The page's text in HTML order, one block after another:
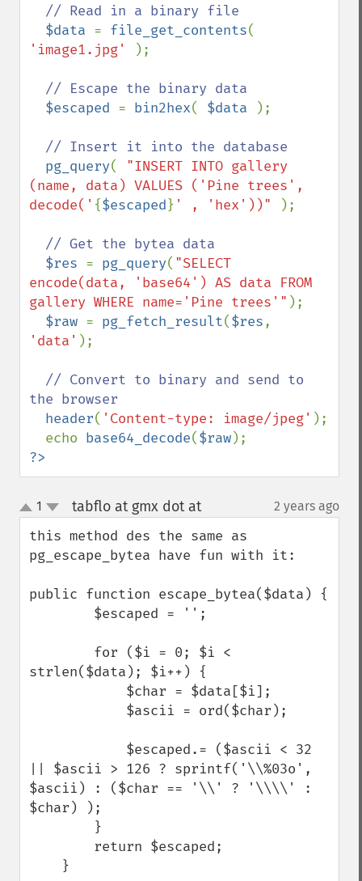
// Read in a binary file
$data = file_get_contents
'image1.jpg'
);
// Escape the binary data
$escaped = bin2hex( $data );
// Insert it into the database
pg_query( "INSERT INTO gallery
(name, data) VALUES ('Pine trees',
decode(' {$escaped} ' , 'hex'))" );
// Get the bytea data
$res = pg_query( "SELECT
encode(data, 'base64') AS data FROM
gallery WHERE name='Pine trees'" );
$raw = pg_fetch_result($res
'data' );
// Convert to binary and send to
the browser
header( 'Content-type: image/jpeg' );
  echo
base64_decode($raw
?>
up
down
1 tabflo at gmx dot at¶ 2 years ago
this method des the same as
pg_escape_bytea have fun with it:
public function escape_bytea($data) {
strlen($data); $i++) {
|| $ascii > 126 ? sprintf('\\%03o',
$ascii) : ($char == '\\' ? '\\\\' :
$char) );
    }